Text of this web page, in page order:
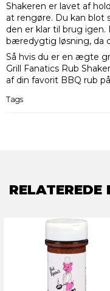
Shakeren er lavet af
at rengøre. Du kan blot
den er klar til brug
bæredygtig løsning, da
Så hvis du er en ægte
Grill Fanatics Rub
af din favorit BBQ rub
Tags
RELATEREDE